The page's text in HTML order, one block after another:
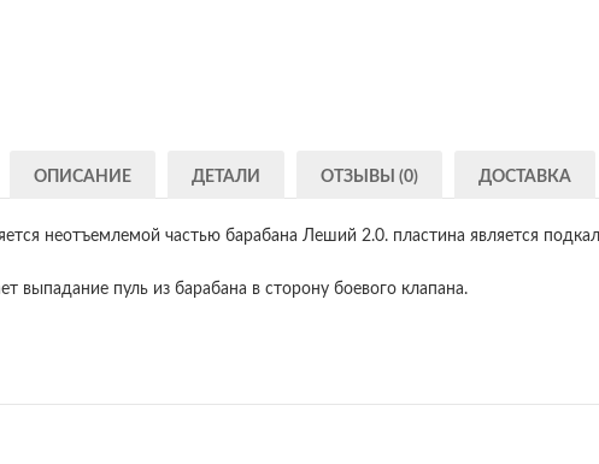
ОПИСАНИЕ ДЕТАЛИ ОТЗЫВЫ (0) ДОСТАВКА
неотъемлемой частью барабана Леший 2.0. пластина является
выпадание пуль из барабана в сторону боевого клапана.